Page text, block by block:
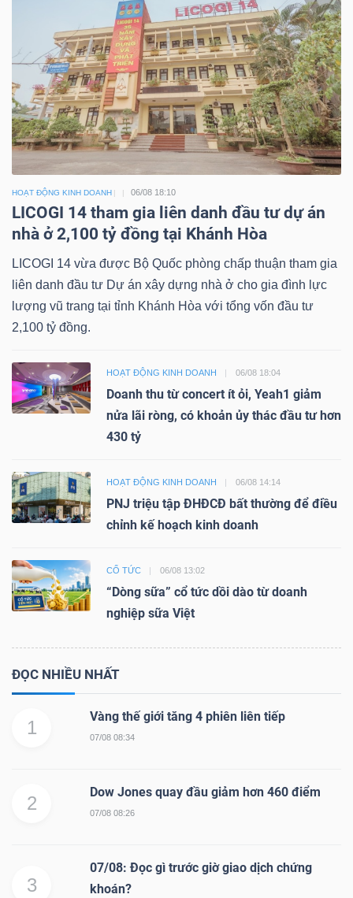
HOẠT ĐỘNG KINH DOANH 06/08 18:10
LICOGI 14 tham gia liên danh đầu tư dự án
nhà ở 2,100 tỷ đồng tại Khánh Hòa
LICOGI 14 vừa được Bộ Quốc phòng chấp thuận tham gia
liên danh đầu tư Dự án xây dựng nhà ở cho gia đình lực
lượng vũ trang tại tỉnh Khánh Hòa với tổng vốn đầu tư
2,100 tỷ đồng.
HOẠT ĐỘNG KINH DOANH 06/08 18:04
Doanh thu từ concert ít ỏi, Yeah1 giảm
nửa lãi ròng, có khoản ủy thác đầu tư hơn
430 tỷ
HOẠT ĐỘNG KINH DOANH 06/08 14:14
PNJ triệu tập ĐHĐCĐ bất thường để điều
chỉnh kế hoạch kinh doanh
CỔ TỨC 06/08 13:02
“Dòng sữa” cổ tức dồi dào từ doanh
nghiệp sữa Việt
ĐỌC NHIỀU NHẤT
1
Vàng thế giới tăng 4 phiên liên tiếp
07/08 08:34
2
Dow Jones quay đầu giảm hơn 460 điểm
07/08 08:26
3
07/08: Đọc gì trước giờ giao dịch chứng
khoán?